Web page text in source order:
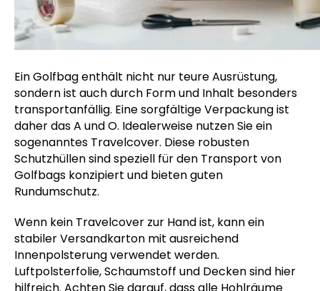
Ein Golfbag enthält nicht nur teure Ausrüstung,
sondern ist auch durch Form und Inhalt besonders
transportanfällig. Eine sorgfältige Verpackung ist
daher das A und O. Idealerweise nutzen Sie ein
sogenanntes Travelcover. Diese robusten
Schutzhüllen sind speziell für den Transport von
Golfbags konzipiert und bieten guten
Rundumschutz.
Wenn kein Travelcover zur Hand ist, kann ein
stabiler Versandkarton mit ausreichend
Innenpolsterung verwendet werden.
Luftpolsterfolie, Schaumstoff und Decken sind hier